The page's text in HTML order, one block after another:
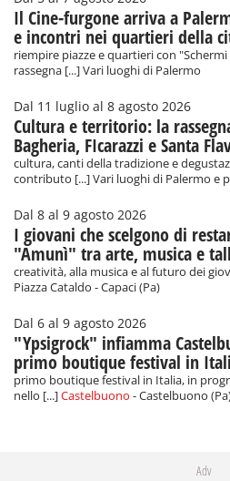
Il Cine-furgone arriva a
e incontri nei quartieri della
riempire piazze e quartieri con
rassegna [...] Vari luoghi di Palermo
Dal 11 luglio al 8 agosto 2026
Cultura e territorio: la
Bagheria, FIcarazzi e Santa
cultura, canti della tradizione e
contributo [...] Vari luoghi di Palermo e
Dal 8 al 9 agosto 2026
I giovani che scelgono di
"Amunì" tra arte, musica e
creatività, alla musica e al futuro dei
Piazza Cataldo - Capaci (Pa)
Dal 6 al 9 agosto 2026
"Ypsigrock" infiamma
primo boutique festival in
primo boutique festival in Italia, in
nello [...]Castelbuono - Castelbuono
Adv